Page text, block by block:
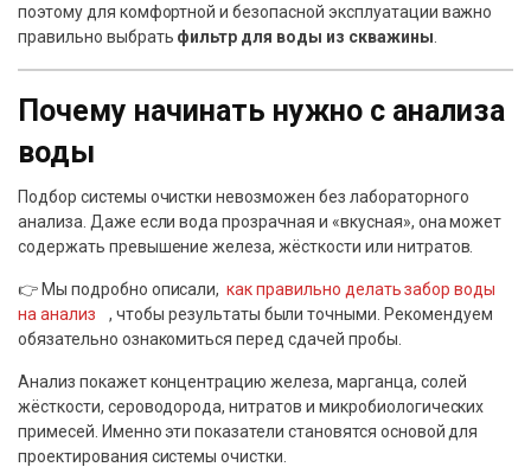
поэтому для комфортной и безопасной эксплуатации важно
правильно выбрать фильтр для воды из скважины
Почему начинать нужно с анализа
воды
Подбор системы очистки невозможен без лабораторного
анализа. Даже если вода прозрачная и «вкусная», она может
содержать превышение железа, жёсткости или нитратов.
👉 Мы подробно описали, как правильно делать забор воды
на анализ
, чтобы результаты были точными. Рекомендуем
обязательно ознакомиться перед сдачей пробы.
Анализ покажет концентрацию железа, марганца, солей
жёсткости, сероводорода, нитратов и микробиологических
примесей. Именно эти показатели становятся основой для
проектирования системы очистки.